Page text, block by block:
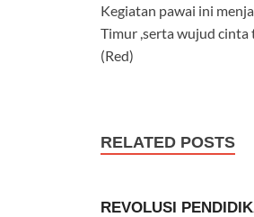
Kegiatan pawai ini
Timur ,serta wujud cinta
(Red)
RELATED POSTS
REVOLUSI